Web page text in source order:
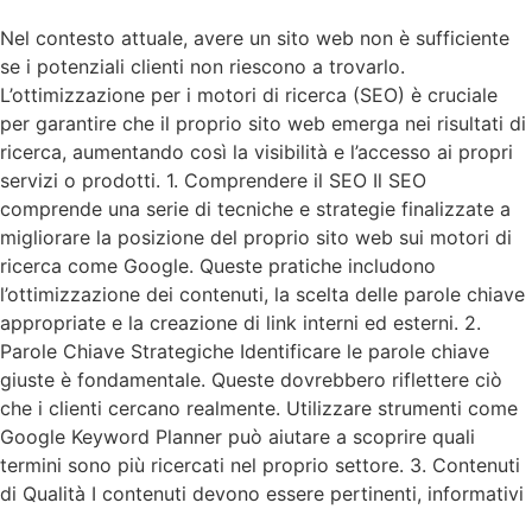
Nel contesto attuale, avere un sito web non è sufficiente
se i potenziali clienti non riescono a trovarlo.
L’ottimizzazione per i motori di ricerca (SEO) è cruciale
per garantire che il proprio sito web emerga nei risultati di
ricerca, aumentando così la visibilità e l’accesso ai propri
servizi o prodotti. 1. Comprendere il SEO Il SEO
comprende una serie di tecniche e strategie finalizzate a
migliorare la posizione del proprio sito web sui motori di
ricerca come Google. Queste pratiche includono
l’ottimizzazione dei contenuti, la scelta delle parole chiave
appropriate e la creazione di link interni ed esterni. 2.
Parole Chiave Strategiche Identificare le parole chiave
giuste è fondamentale. Queste dovrebbero riflettere ciò
che i clienti cercano realmente. Utilizzare strumenti come
Google Keyword Planner può aiutare a scoprire quali
termini sono più ricercati nel proprio settore. 3. Contenuti
di Qualità I contenuti devono essere pertinenti, informativi